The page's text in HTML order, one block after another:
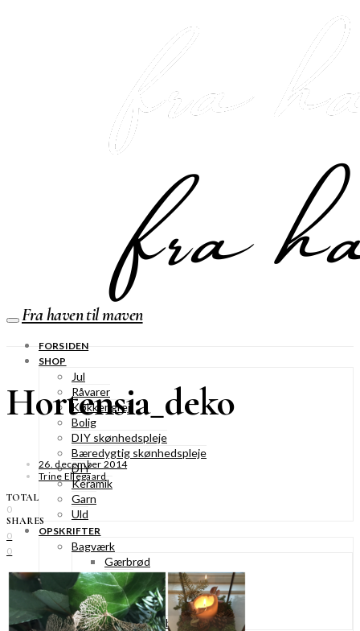
Fra haven til maven
FORSIDEN
SHOP
Jul
Råvarer
Køkkengrej
Bolig
DIY skønhedspleje
Bæredygtig skønhedspleje
DIY
Keramik
Garn
Uld
OPSKRIFTER
Bagværk
Gærbrød
Boller
Madbrød
Rugbrød
Kiks & knækbrød
Hortensia_deko
26. december 2014
Trine Ellegaard
TOTAL
0
SHARES
0
0